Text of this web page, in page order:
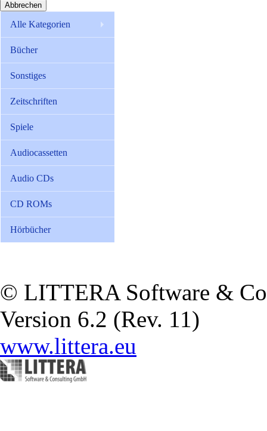
Abbrechen
Alle Kategorien
Bücher
Sonstiges
Zeitschriften
Spiele
Audiocassetten
Audio CDs
CD ROMs
Hörbücher
© LITTERA Software &
Version 6.2 (Rev. 11)
www.littera.eu